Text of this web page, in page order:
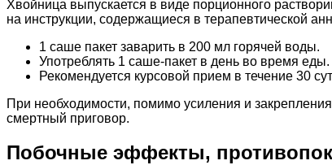
Хвойница выпускается в виде порционного
на инструкции, содержащиеся в терапевтической
1 саше пакет заварить в 200 мл горячей воды.
Употреблять 1 саше-пакет в день во время еды.
Рекомендуется курсовой прием в течение 30
При необходимости, помимо усиления и
смертный приговор.
Побочные эффекты,